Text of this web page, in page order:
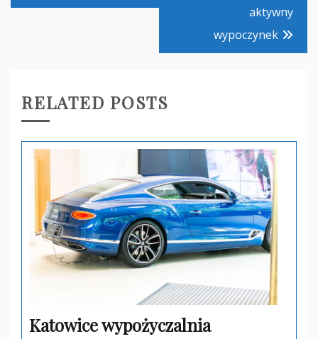
aktywny
wypoczynek
RELATED POSTS
Katowice wypożyczalnia